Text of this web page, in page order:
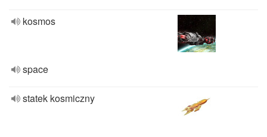
kosmos
space
statek kosmiczny